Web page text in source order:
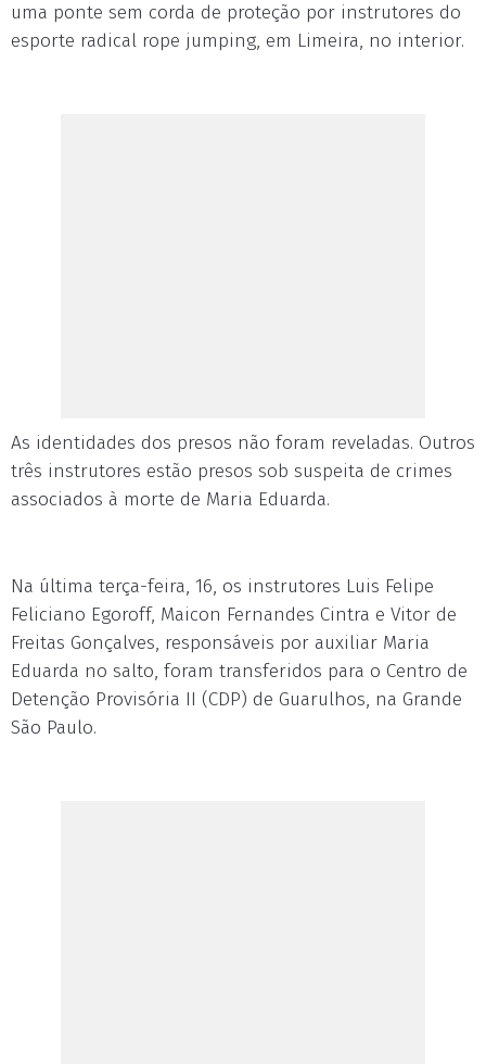
uma ponte sem corda de proteção por instrutores do
esporte radical rope jumping, em Limeira, no interior.
As identidades dos presos não foram reveladas. Outros
três instrutores estão presos sob suspeita de crimes
associados à morte de Maria Eduarda.
Na última terça-feira, 16, os instrutores Luis Felipe
Feliciano Egoroff, Maicon Fernandes Cintra e Vitor de
Freitas Gonçalves, responsáveis por auxiliar Maria
Eduarda no salto, foram transferidos para o Centro de
Detenção Provisória II (CDP) de Guarulhos, na Grande
São Paulo.